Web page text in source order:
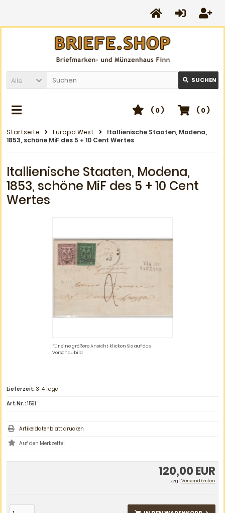
Alle SUCHEN
( 0)
( 0)
Startseite Europa West
Itallienische Staaten, Modena,
1853, schöne MiF des 5 + 10 Cent Wertes
Itallienische Staaten, Modena,
1853, schöne MiF des 5 + 10 Cent
Wertes
Für eine größere Ansicht klicken Sie auf das
Vorschaubild
120,00 EUR
zzgl.Versandkosten
Lieferzeit: 3-4 Tage
Art.Nr.:1591
Artikeldatenblatt drucken